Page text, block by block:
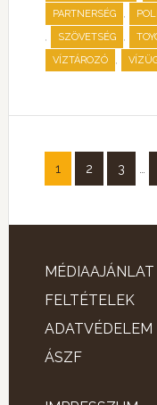
PARTNERSÉG ,
, SZÖVETSÉG ,
VÍZTÁROZÓ ,
1 2 3
MÉDIAAJÁNLAT
FELTÉTELEK
ADATVÉDELEM
ÁSZF